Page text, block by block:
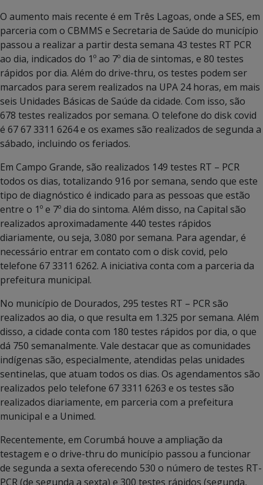
O aumento mais recente é em Três Lagoas, onde a SES, em
parceria com o CBMMS e Secretaria de Saúde do município
passou a realizar a partir desta semana 43 testes RT PCR
ao dia, indicados do 1º ao 7º dia de sintomas, e 80 testes
rápidos por dia. Além do drive-thru, os testes podem ser
marcados para serem realizados na UPA 24 horas, em mais
seis Unidades Básicas de Saúde da cidade. Com isso, são
678 testes realizados por semana. O telefone do disk covid
é 67 67 3311 6264 e os exames são realizados de segunda a
sábado, incluindo os feriados.
Em Campo Grande, são realizados 149 testes RT – PCR
todos os dias, totalizando 916 por semana, sendo que este
tipo de diagnóstico é indicado para as pessoas que estão
entre o 1º e 7º dia do sintoma. Além disso, na Capital são
realizados aproximadamente 440 testes rápidos
diariamente, ou seja, 3.080 por semana. Para agendar, é
necessário entrar em contato com o disk covid, pelo
telefone 67 3311 6262. A iniciativa conta com a parceria da
prefeitura municipal.
No município de Dourados, 295 testes RT – PCR são
realizados ao dia, o que resulta em 1.325 por semana. Além
disso, a cidade conta com 180 testes rápidos por dia, o que
dá 750 semanalmente. Vale destacar que as comunidades
indígenas são, especialmente, atendidas pelas unidades
sentinelas, que atuam todos os dias. Os agendamentos são
realizados pelo telefone 67 3311 6263 e os testes são
realizados diariamente, em parceria com a prefeitura
municipal e a Unimed.
Recentemente, em Corumbá houve a ampliação da
testagem e o drive-thru do município passou a funcionar
de segunda a sexta oferecendo 530 o número de testes RT-
PCR (de segunda a sexta) e 300 testes rápidos (segunda,